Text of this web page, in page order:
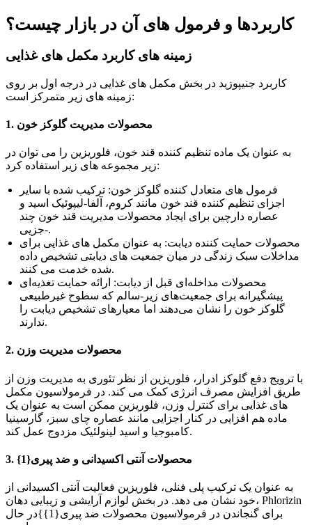
کاربردها و فرمول های آن در بازار چیست؟
زمینه های کاربرد مکمل های غذایی
کاربرد جنیپوزید در بخش مکمل های غذایی در درجه اول بر روی
زمینه های زیر متمرکز است:
1. محصولات مدیریت گلوکز خون
به عنوان یک ماده تنظیم کننده قند خون، فلوریزین را می توان در
زیر مجموعه های زیر استفاده کرد:
فرمول های متعادل کننده گلوکز خون: ترکیب شده با سایر
اجزای تنظیم کننده قند خون مانند کروم، آلفا-لیپوئیک اسید و
عصاره دارچین برای ایجاد محصولات مدیریت قند خون چند
جزیی-.
محصولات حمایت کننده دیابت: به عنوان مکمل های غذایی برای
مداخلات سبک زندگی در میان جمعیت های دیابتی تشخیص داده
شده خدمت می کنند.
محصولات مداخله‌ای قبل از دیابت: ارائه حمایت تغذیه‌ای
پیشگیرانه برای جمعیت‌های زیر-سالم که سطوح غیرطبیعی
گلوکز خون را نشان می‌دهند اما معیارهای تشخیص دیابت را
ندارند.
2. محصولات مدیریت وزن
با ترویج دفع گلوکز ادرار، فلوریزین از نظر تئوری به مدیریت وزن از
طریق افزایش مصرف انرژی کمک می کند. در فرمولاسیون مکمل
های غذایی برای کنترل وزن، فلوریزین ممکن است به عنوان یک
ماده هم افزایی در کنار اجزایی مانند عصاره چای سبز، گارسینیا
کامبوجیا و اسید لینولئیک مزدوج عمل کند.
3. محصولات آنتی اکسیدانی و ضد پیری{1}
به عنوان یک ترکیب پلی فنلی، فلوریزین فعالیت آنتی اکسیدانی از
خود نشان می دهد. در بخش لوازم آرایشی و زیبایی دهان، Phlorizin
برای گنجاندن در فرمولاسیون محصولات ضد پیری{1}}در حال